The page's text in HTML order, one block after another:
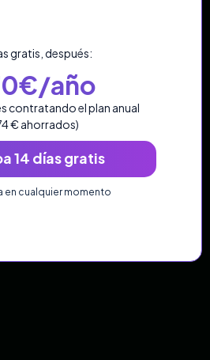
gratis, después:
año
contratando el plan anual
€ ahorrados)
14 días gratis
en cualquier momento